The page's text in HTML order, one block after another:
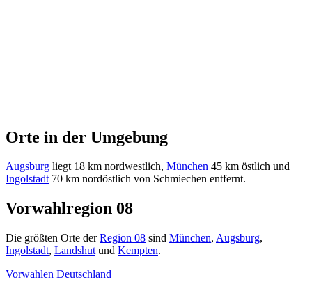
Orte in der Umgebung
Augsburg liegt 18 km nordwestlich, München 45 km östlich und
Ingolstadt70 km nordöstlich von Schmiechen entfernt.
Vorwahlregion 08
Die größten Orte derRegion 08 sind München, Augsburg,
Ingolstadt, Landshut und Kempten.
Vorwahlen Deutschland